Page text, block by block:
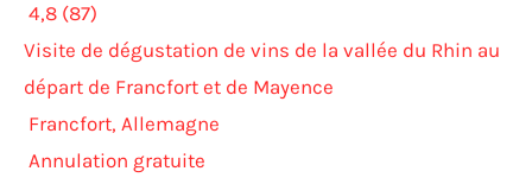
4,8 (87)
Visite de dégustation de vins de la vallée du Rhin au
départ de Francfort et de Mayence
Francfort, Allemagne
Annulation gratuite